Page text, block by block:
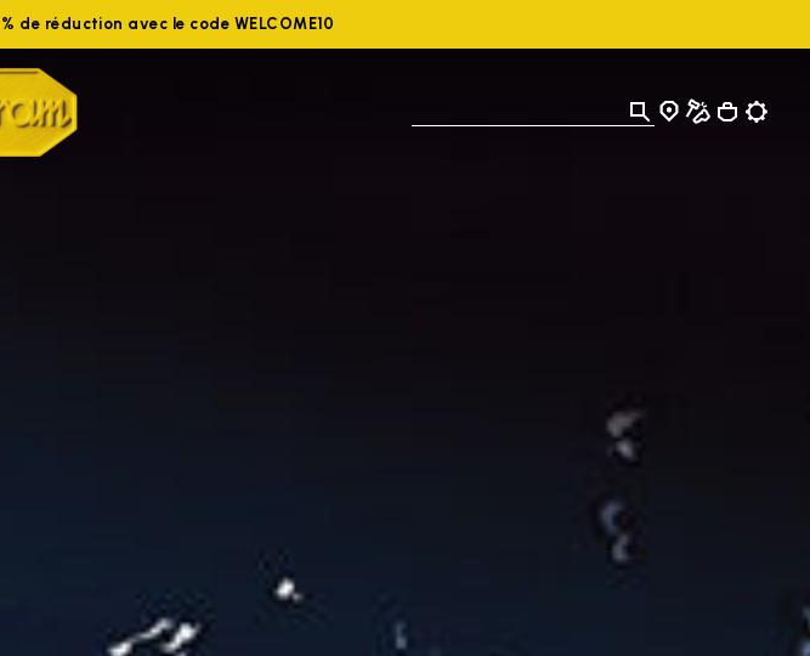
de réduction avec le code WELCOME10